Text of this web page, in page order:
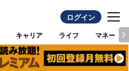
ログイン
キャリア ライフ マネー